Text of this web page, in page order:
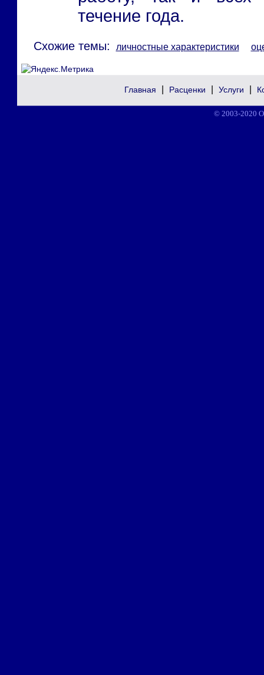
течение года.
Схожие темы: личностные характеристики
Главная Расценки Услуги
© 2003-2020